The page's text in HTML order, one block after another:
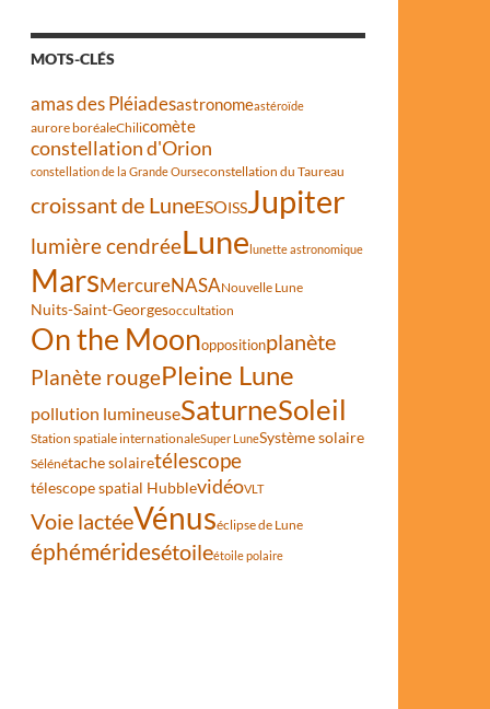
MOTS-CLÉS
amas des Pléiadesastronomeastéroïde
aurore boréaleChilicomète
constellation d'Orion
constellation de la Grande Ourseconstellation du Taureau
croissant de LuneESOISSJupiter
lumière cendréeLunelunette astronomique
MarsMercureNASANouvelle Lune
Nuits-Saint-Georgesoccultation
On the Moonoppositionplanète
Planète rougePleine Lune
pollution lumineuseSaturneSoleil
Station spatiale internationaleSuper LuneSystème solaire
Sélénétache solairetélescope
télescope spatial HubblevidéoVLT
Voie lactéeVénuséclipse de Lune
éphéméridesétoileétoile polaire